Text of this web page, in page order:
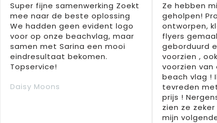
Super fijne samenwerking Zoekt
mee naar de beste oplossing
We hadden geen evident logo
voor op onze beachvlag, maar
samen met Sarina een mooi
eindresultaat bekomen.
Topservice!
Daisy Moons
Ze hebben
geholpen!
ontworpen,
flyers
geborduurd
voorzien ,
voorzien
beach vlag !
tevreden
prijs !
zien ze
mijn